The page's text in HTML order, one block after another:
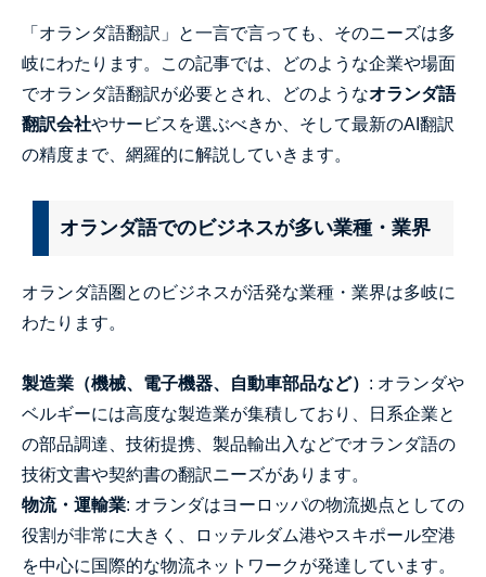
「オランダ語翻訳」と一言で言っても、そのニーズは多
岐にわたります。この記事では、どのような企業や場面
でオランダ語翻訳が必要とされ、どのようなオランダ語
翻訳会社やサービスを選ぶべきか、そして最新のAI翻訳
の精度まで、網羅的に解説していきます。
オランダ語でのビジネスが多い業種・業界
オランダ語圏とのビジネスが活発な業種・業界は多岐に
わたります。
製造業（機械、電子機器、自動車部品など） : オランダや
ベルギーには高度な製造業が集積しており、日系企業と
の部品調達、技術提携、製品輸出入などでオランダ語の
技術文書や契約書の翻訳ニーズがあります。
物流・運輸業: オランダはヨーロッパの物流拠点としての
役割が非常に大きく、ロッテルダム港やスキポール空港
を中心に国際的な物流ネットワークが発達しています。